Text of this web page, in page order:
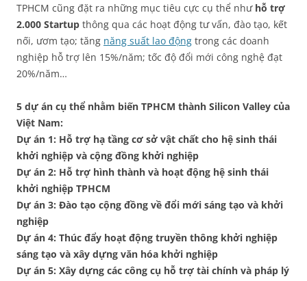
TPHCM cũng đặt ra những mục tiêu cực cụ thể như hỗ trợ
2.000 Startup thông qua các hoạt động tư vấn, đào tạo, kết
nối, ươm tạo; tăng năng suất lao động trong các doanh
nghiệp hỗ trợ lên 15%/năm; tốc độ đổi mới công nghệ đạt
20%/năm…
5 dự án cụ thể nhằm biến TPHCM thành Silicon Valley của
Việt Nam:
Dự án 1: Hỗ trợ hạ tầng cơ sở vật chất cho hệ sinh thái
khởi nghiệp và cộng đồng khởi nghiệp
Dự án 2: Hỗ trợ hình thành và hoạt động hệ sinh thái
khởi nghiệp TPHCM
Dự án 3: Đào tạo cộng đồng về đổi mới sáng tạo và khởi
nghiệp
Dự án 4: Thúc đẩy hoạt động truyền thông khởi nghiệp
sáng tạo và xây dựng văn hóa khởi nghiệp
Dự án 5: Xây dựng các công cụ hỗ trợ tài chính và pháp lý